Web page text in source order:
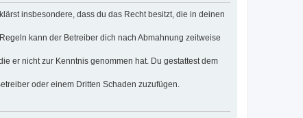
insbesondere, dass du das Recht besitzt, die in deinen
kann der Betreiber dich nach Abmahnung zeitweise
er nicht zur Kenntnis genommen hat. Du gestattest dem
oder einem Dritten Schaden zuzufügen.